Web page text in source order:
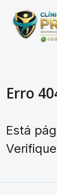
Erro
Está